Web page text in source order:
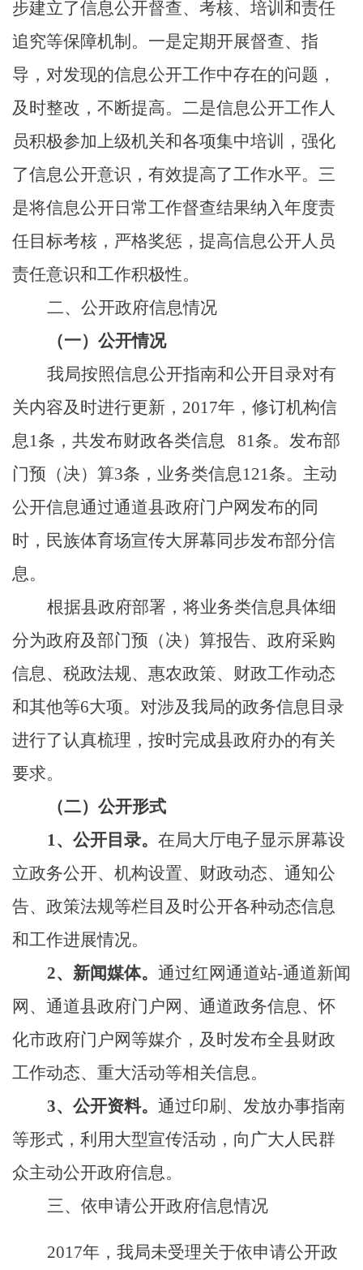
步建立了信息公开督查、考核、培训和责任
追究等保障机制。一是定期开展督查、指
导，对发现的信息公开工作中存在的问题，
及时整改，不断提高。二是信息公开工作人
员积极参加上级机关和各项集中培训，强化
了信息公开意识，有效提高了工作水平。三
是将信息公开日常工作督查结果纳入年度责
任目标考核，严格奖惩，提高信息公开人员
责任意识和工作积极性。
二、公开政府信息情况
（一）公开情况
我局按照信息公开指南和公开目录对有
关内容及时进行更新， 201 7年，修订机构信
息1条，共发布财政各类信息 81条。发布部
门预（决）算3条， 业务类信息121条。 主动
公开信息通过通道县政府门户网发布的同
时，民族体育场宣传大屏幕同步发布部分信
息。
根据县政府部署，将业务类信息具体细
分为政府及部门预（决）算报告、政府采购
信息、税政法规、惠农政策、财政工作动态
和其他等6大项。对涉及我局的政务信息目录
进行了认真梳理，按时完成县政府办的有关
要求。
（二）公开形式
1 、公开目录。 在局大厅电子显示屏幕设
立政务公开、机构设置、财政动态、通知公
告、政策法规等栏目及时公开各种动态信息
和工作进展情况。
2、新闻媒体。 通过红网通道站-通道新闻
网、通道县政府门户网、通道政务信息、怀
化市政府门户网等媒介，及时发布全县财政
工作动态、重大活动等相关信息。
3、公开资料。 通过印刷、发放办事指南
等形式，利用大型宣传活动，向广大人民群
众主动公开政府信息。
三、依申请公开政府信息情况
2017年，我局未受理关于依申请公开政